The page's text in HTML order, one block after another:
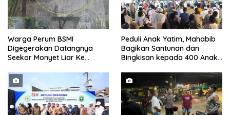
Warga Perum BSMI
Digegerakan Datangnya
Seekor Monyet Liar Ke
Peduli Anak Yatim, Mahabib
Bagikan Santunan dan
Bingkisan kepada 400 Anak